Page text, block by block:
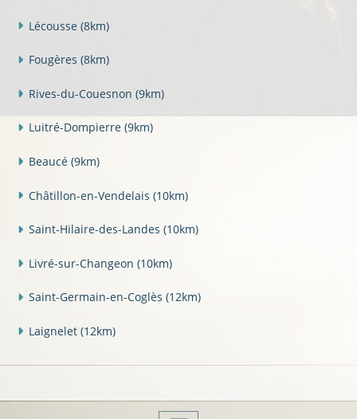
Lécousse (8km)
Fougères (8km)
Rives-du-Couesnon (9km)
Luitré-Dompierre (9km)
Beaucé (9km)
Châtillon-en-Vendelais (10km)
Saint-Hilaire-des-Landes (10km)
Livré-sur-Changeon (10km)
Saint-Germain-en-Coglès (12km)
Laignelet (12km)